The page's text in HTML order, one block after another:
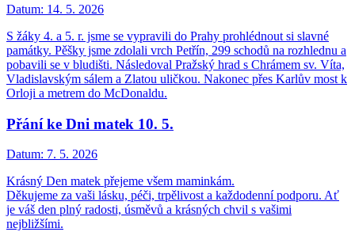
Datum: 14. 5. 2026
S žáky 4. a 5. r. jsme se vypravili do Prahy prohlédnout si slavné
památky. Pěšky jsme zdolali vrch Petřín, 299 schodů na rozhlednu a
pobavili se v bludišti. Následoval Pražský hrad s Chrámem sv. Víta,
Vladislavským sálem a Zlatou uličkou. Nakonec přes Karlův most k
Orloji a metrem do McDonaldu.
Přání ke Dni matek 10. 5.
Datum: 7. 5. 2026
Krásný Den matek přejeme všem maminkám.
Děkujeme za vaši lásku, péči, trpělivost a každodenní podporu. Ať
je váš den plný radosti, úsměvů a krásných chvil s vašimi
nejbližšími.